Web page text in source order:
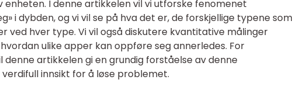
I denne artikkelen vil vi utforske fenomenet
i dybden, og vi vil se på hva det er, de forskjellige typene som
ved hver type. Vi vil også diskutere kvantitative målinger
ulike apper kan oppføre seg annerledes. For
artikkelen gi en grundig forståelse av denne
innsikt for å løse problemet.